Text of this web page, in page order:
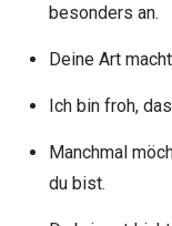
besonders an.
Deine Art
Ich bin froh,
Manchmal
du bist.